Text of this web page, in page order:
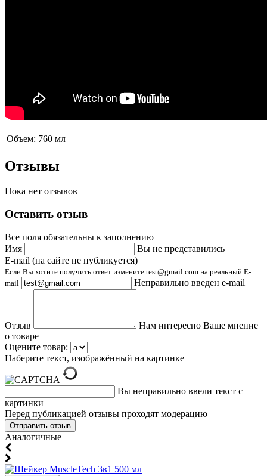
Объем: 760 мл
Отзывы
Пока нет отзывов
Оставить отзыв
Все поля обязательны к заполнению
Имя
Вы не представились
E-mail (на сайте не публикуется)
Если Вы хотите получить ответ измените test@gmail.com на реальный E-
mail
Неправильно введен e-mail
Отзыв
Нам интересно Ваше мнение
о товаре
Оцените товар:
Наберите текст, изображённый на картинке
Вы неправильно ввели текст с
картинки
Перед публикацией отзывы проходят модерацию
Аналогичные